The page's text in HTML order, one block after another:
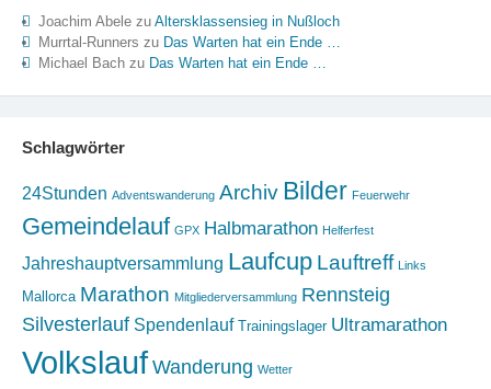
Joachim Abelezu Altersklassensieg in Nußloch
Murrtal-Runners zu Das Warten hat ein Ende …
Michael Bachzu Das Warten hat ein Ende …
Schlagwörter
24Stunden Adventswanderung Archiv Bilder Feuerwehr
Gemeindelauf GPX Halbmarathon Helferfest
Jahreshauptversammlung Laufcup Lauftreff Links
Mallorca Marathon Mitgliederversammlung Rennsteig
Silvesterlauf Spendenlauf Trainingslager Ultramarathon
Volkslauf Wanderung Wetter